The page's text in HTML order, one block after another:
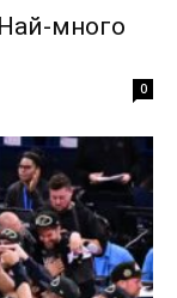
много
0